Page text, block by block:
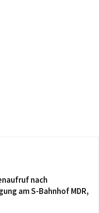
nach
am S-Bahnhof MDR,